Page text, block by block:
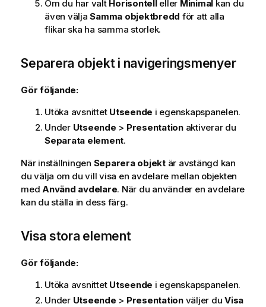
Om du har valt Horisontell eller Minimal kan du
även väljaSamma objektbredd för att alla
flikar ska ha samma storlek.
Separera objekt i navigeringsmenyer
Gör följande:
Utöka avsnittet Utseende i egenskapspanelen.
Under Utseende > Presentationaktiverar du
Separata element.
När inställningen Separera objektär avstängd kan
du välja om du vill visa en avdelare mellan objekten
med Använd avdelare. När du använder en avdelare
kan du ställa in dess färg.
Visa stora element
Gör följande:
Utöka avsnittet Utseende i egenskapspanelen.
Under Utseende > Presentationväljer du Visa